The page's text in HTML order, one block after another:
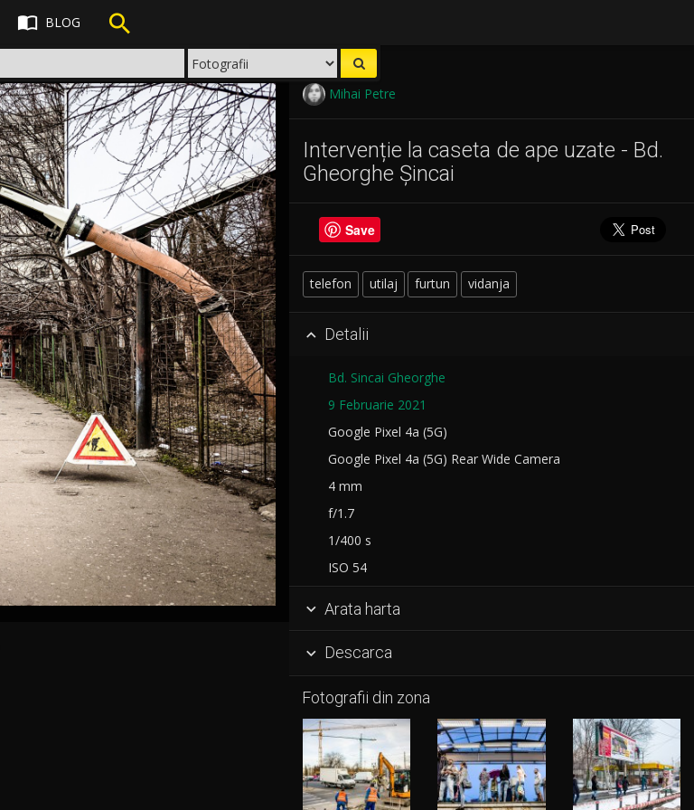
 BLOG 
Mihai Petre
Intervenție la caseta de ape uzate - Bd.
Gheorghe Șincai
Save
telefon utilaj furtun vidanja
 Detalii
Bd. Sincai Gheorghe
9 Februarie 2021
Google Pixel 4a (5G)
Google Pixel 4a (5G) Rear Wide Camera
4 mm
f/1.7
1/400 s
ISO 54
 Arata harta
 Descarca
Fotografii din zona